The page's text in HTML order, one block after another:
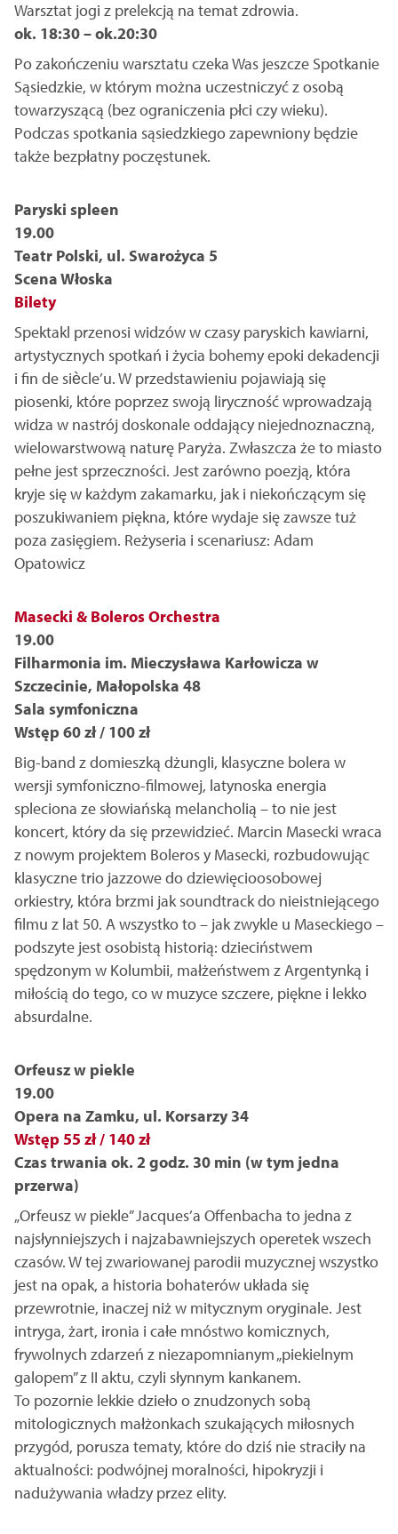
Warsztat jogi z prelekcją na temat zdrowia.
ok. 18:30 – ok.20:30
Po zakończeniu warsztatu czeka Was jeszcze Spotkanie
Sąsiedzkie, w którym można uczestniczyć z osobą
towarzyszącą (bez ograniczenia płci czy wieku).
Podczas spotkania sąsiedzkiego zapewniony będzie
także bezpłatny poczęstunek.
Paryski spleen
19.00
Teatr Polski, ul. Swarożyca 5
Scena Włoska
Bilety
Spektakl przenosi widzów w czasy paryskich kawiarni,
artystycznych spotkań i życia bohemy epoki dekadencji
i fin de siècle’u. W przedstawieniu pojawiają się
piosenki, które poprzez swoją liryczność wprowadzają
widza w nastrój doskonale oddający niejednoznaczną,
wielowarstwową naturę Paryża. Zwłaszcza że to miasto
pełne jest sprzeczności. Jest zarówno poezją, która
kryje się w każdym zakamarku, jak i niekończącym się
poszukiwaniem piękna, które wydaje się zawsze tuż
poza zasięgiem. Reżyseria i scenariusz: Adam
Opatowicz
Masecki & Boleros Orchestra
19.00
Filharmonia im. Mieczysława Karłowicza w
Szczecinie, Małopolska 48
Sala symfoniczna
Wstęp 60 zł / 100 zł
Big-band z domieszką dżungli, klasyczne bolera w
wersji symfoniczno-filmowej, latynoska energia
spleciona ze słowiańską melancholią – to nie jest
koncert, który da się przewidzieć. Marcin Masecki wraca
z nowym projektem Boleros y Masecki, rozbudowując
klasyczne trio jazzowe do dziewięcioosobowej
orkiestry, która brzmi jak soundtrack do nieistniejącego
filmu z lat 50. A wszystko to – jak zwykle u Maseckiego –
podszyte jest osobistą historią: dzieciństwem
spędzonym w Kolumbii, małżeństwem z Argentynką i
miłością do tego, co w muzyce szczere, piękne i lekko
absurdalne.
Orfeusz w piekle
19.00
Opera na Zamku, ul. Korsarzy 34
Wstęp 55 zł / 140 zł
Czas trwania ok. 2 godz. 30 min (w tym jedna
przerwa)
„Orfeusz w piekle” Jacques’a Offenbacha to jedna z
najsłynniejszych i najzabawniejszych operetek wszech
czasów. W tej zwariowanej parodii muzycznej wszystko
jest na opak, a historia bohaterów układa się
przewrotnie, inaczej niż w mitycznym oryginale. Jest
intryga, żart, ironia i całe mnóstwo komicznych,
frywolnych zdarzeń z niezapomnianym „piekielnym
galopem” z II aktu, czyli słynnym kankanem.
To pozornie lekkie dzieło o znudzonych sobą
mitologicznych małżonkach szukających miłosnych
przygód, porusza tematy, które do dziś nie straciły na
aktualności: podwójnej moralności, hipokryzji i
nadużywania władzy przez elity.